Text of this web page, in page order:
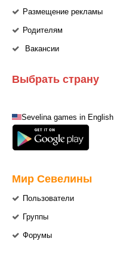
Размещение рекламы
Родителям
Вакансии
Выбрать страну
Sevelina games in English
Мир Севелины
Пользователи
Группы
Форумы